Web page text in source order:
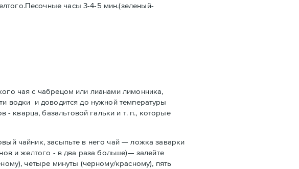
часы 3-4-5 мин.(зеленый-
чая с чабрецом или лианами лимонника,
водки и доводится до нужной температуры
кварца, базальтовой гальки и т. п., которые
чайник, засыпьте в него чай — ложка заварки
и желтого - в два раза больше)— залейте
четыре минуты (черному/красному), пять